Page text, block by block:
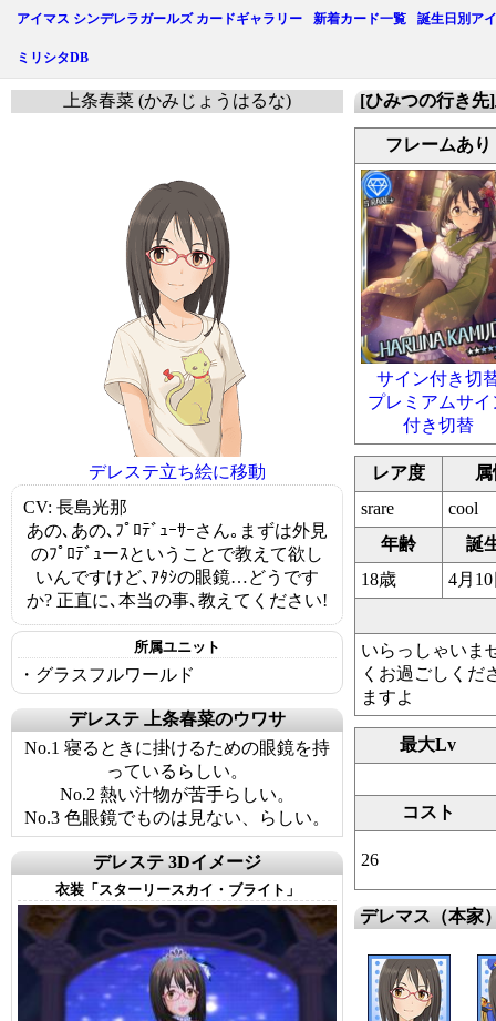
アイマス シンデレラガールズ カードギャラリー 新着カード一覧 誕生日別ア
ミリシタDB
[ひみつの行き先
フレームあり
サイン付き切
プレミアムサイ
付き切替
レア度
srare
cool
年齢
誕
18歳
4月
いらっしゃいま
くお過ごしくだ
ますよ
最大Lv
コスト
26
デレマス（本家
上条春菜 (かみじょうはるな)
デレステ立ち絵に移動
CV: 長島光那
あの､あの､ﾌﾟﾛﾃﾞｭｰｻｰさん｡まずは外見
のﾌﾟﾛﾃﾞｭーｽということで教えて欲し
いんですけど､ｱﾀｼの眼鏡…どうです
か? 正直に､本当の事､教えてください!
所属ユニット
・グラスフルワールド
デレステ 上条春菜のウワサ
No.1 寝るときに掛けるための眼鏡を持
っているらしい。
No.2 熱い汁物が苦手らしい。
No.3 色眼鏡でものは見ない、らしい。
デレステ 3Dイメージ
衣装「スターリースカイ・ブライト」